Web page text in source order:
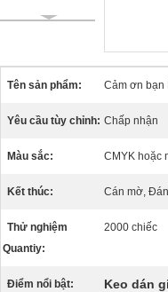
Tên sản phẩm: Cảm ơn bạn
Yêu cầu tùy chỉnh: Chấp nhận
Màu sắc: CMYK hoặc
Kết thúc: Cán mờ,
Thử nghiệm
Quantiy:
2000 chiếc
Điểm nổi bật: Keo dán